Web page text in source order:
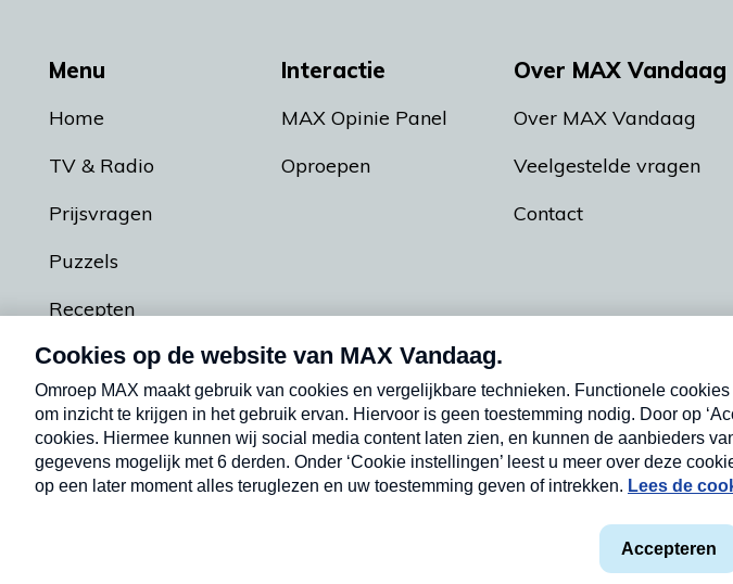
Menu
Home
TV & Radio
Prijsvragen
Puzzels
Recepten
Podcasts
Interactie
MAX Opinie Panel
Oproepen
Over MAX Vandaag
Over MAX Vandaag
Veelgestelde vragen
Contact
Privacyverklaring